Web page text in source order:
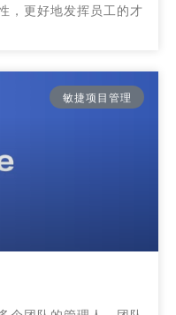
，更好地发挥员工的才
敏捷项目管理